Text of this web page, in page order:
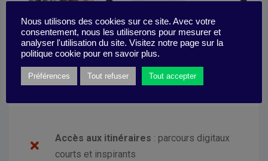
Choisir
Accès aux itinéraires : parcours digitaux
courts et inspirants
Nous utilisons des cookies sur ce site. Avec votre
consentement, nous les utiliserons pour mesurer et
analyser l'utilisation du site. Visitez notre page sur la
politique cookie pour en savoir plus.
Préférences Tout refuser Tout accepter